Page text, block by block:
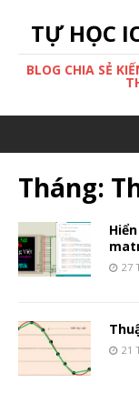
TỰ HỌC
BLOG CHIA SẺ
Tháng:
27
21